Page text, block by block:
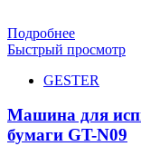
Подробнее
Быстрый просмотр
GESTER
Машина для
бумаги GT-N09